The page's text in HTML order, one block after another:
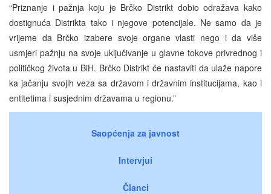
“Priznanje i pažnja koju je Brčko Distrikt dobio odražava kako
dostignuća Distrikta tako i njegove potencijale. Ne samo da je
vrijeme da Brčko izabere svoje organe vlasti nego i da više
usmjeri pažnju na svoje uključivanje u glavne tokove privrednog i
političkog života u BiH. Brčko Distrikt će nastaviti da ulaže napore
ka jačanju svojih veza sa državom i državnim institucijama, kao i
entitetima i susjednim državama u regionu.”
Saopćenja za javnost
Intervjui
Članci